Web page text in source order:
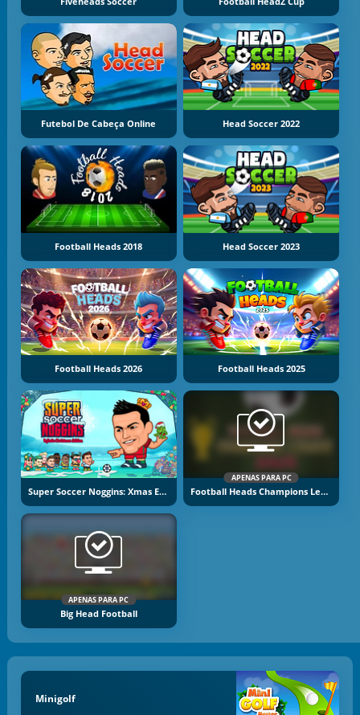
Futebol De Cabeça Online Head Soccer 2022
Football Heads 2018 Head Soccer 2023
Football Heads 2026 Football Heads 2025
Super Soccer Noggins: Xmas Edition
APENAS PARA PC
Football Heads Champions League
APENAS PARA PC
Big Head Football
Minigolf